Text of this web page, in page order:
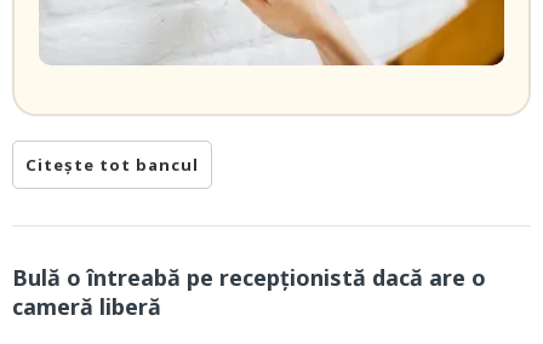
Citește tot bancul
Bulă o întreabă pe recepționistă dacă are o
cameră liberă